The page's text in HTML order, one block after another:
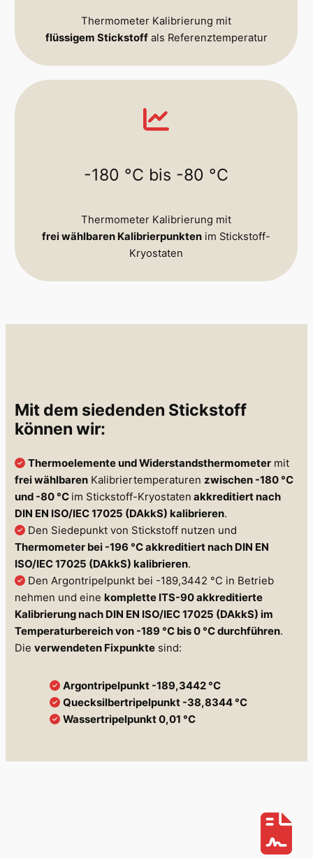
Thermometer Kalibrierung mit
flüssigem Stickstoff als Referenztemperatur
-180 °C bis -80 °C
Thermometer Kalibrierung mit
frei wählbaren Kalibrierpunkten im Stickstoff-
Kryostaten
Mit dem siedenden Stickstoff
können wir:
Thermoelemente und Widerstandsthermometer mit
frei wählbaren Kalibriertemperaturenzwischen -180 °C
und -80 °C im Stickstoff-Kryostaten akkreditiert nach
DIN EN ISO/IEC 17025 (DAkkS) kalibrieren.
Den Siedepunkt von Stickstoff nutzen und
Thermometer bei -196 °C akkreditiert nach DIN EN
ISO/IEC 17025 (DAkkS) kalibrieren.
Den Argontripelpunkt bei -189,3442 °C in Betrieb
nehmen und einekomplette ITS-90 akkreditierte
Kalibrierung nach DIN EN ISO/IEC 17025 (DAkkS) im
Temperaturbereich von -189 °C bis 0 °C durchführen.
Dieverwendeten Fixpunkte sind:
Argontripelpunkt -189,3442 °C
Quecksilbertripelpunkt -38,8344 °C
Wassertripelpunkt 0,01 °C